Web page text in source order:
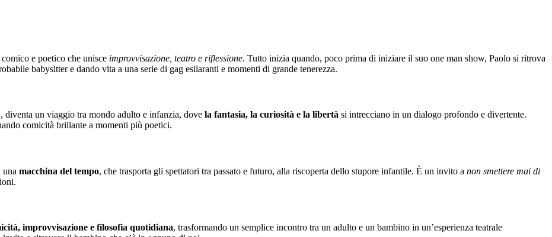
e poetico che unisce improvvisazione, teatro e riflessione. Tutto inizia quando, poco prima di iniziare il suo one man show, Paolo si ritrova
babysitter e dando vita a una serie di gag esilaranti e momenti di grande tenerezza.
, diventa un viaggio tra mondo adulto e infanzia, dove la fantasia, la curiosità e la libertà si intrecciano in un dialogo profondo e divertente.
comicità brillante a momenti più poetici.
una macchina del tempo, che trasporta gli spettatori tra passato e futuro, alla riscoperta dello stupore infantile. È un invito a non smettere mai di
improvvisazione e filosofia quotidiana, trasformando un semplice incontro tra un adulto e un bambino in un’esperienza teatrale